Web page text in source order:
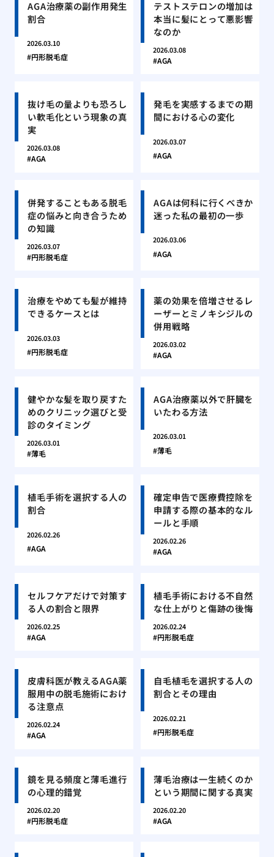
AGA治療薬の副作用発生
割合
2026.03.10
円形脱毛症
テストステロンの増加は
本当に髪にとって悪影響
なのか
2026.03.08
AGA
抜け毛の量よりも恐ろし
い軟毛化という現象の真
実
2026.03.08
AGA
発毛を実感するまでの期
間における心の変化
2026.03.07
AGA
併発することもある脱毛
症の悩みと向き合うため
の知識
2026.03.07
円形脱毛症
AGAは何科に行くべきか
迷った私の最初の一歩
2026.03.06
AGA
治療をやめても髪が維持
できるケースとは
2026.03.03
円形脱毛症
薬の効果を倍増させるレ
ーザーとミノキシジルの
併用戦略
2026.03.02
AGA
健やかな髪を取り戻すた
めのクリニック選びと受
診のタイミング
2026.03.01
薄毛
AGA治療薬以外で肝臓を
いたわる方法
2026.03.01
薄毛
植毛手術を選択する人の
割合
2026.02.26
AGA
確定申告で医療費控除を
申請する際の基本的なル
ールと手順
2026.02.26
AGA
セルフケアだけで対策す
る人の割合と限界
2026.02.25
AGA
植毛手術における不自然
な仕上がりと傷跡の後悔
2026.02.24
円形脱毛症
皮膚科医が教えるAGA薬
服用中の脱毛施術におけ
る注意点
2026.02.24
AGA
自毛植毛を選択する人の
割合とその理由
2026.02.21
円形脱毛症
鏡を見る頻度と薄毛進行
の心理的錯覚
2026.02.20
円形脱毛症
薄毛治療は一生続くのか
という期間に関する真実
2026.02.20
AGA